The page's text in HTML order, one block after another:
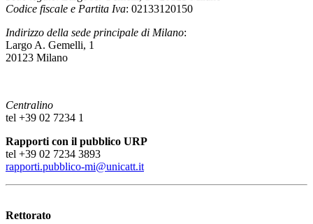
Codice fiscale e Partita Iva: 02133120150
Indirizzo della sede principale di Milano:
Largo A. Gemelli, 1
20123 Milano
Centralino
tel +39 02 7234 1
Rapporti con il pubblico URP
tel +39 02 7234 3893
rapporti.pubblico-mi@unicatt.it
Rettorato